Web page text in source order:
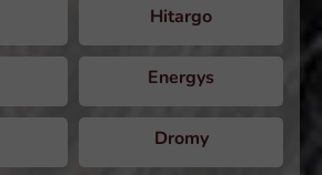
Hitargo
Energys
Dromy